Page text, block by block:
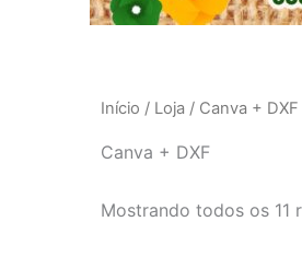
Início / Loja / Canva + DXF
Canva + DXF
Mostrando todos os 11